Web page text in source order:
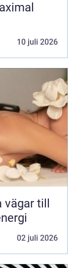
10 juli 2026
02 juli 2026